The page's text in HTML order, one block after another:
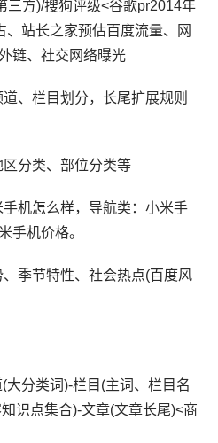
三方)/搜狗评级<谷歌pr2014年
站长之家预估百度流量、网
链、社交网络曝光
、栏目划分，长尾扩展规则
分类、部位分类等
机怎么样，导航类：小米手
手机价格。
季节特性、社会热点(百度风
大分类词)-栏目(主词、栏目名
识点集合)-文章(文章长尾)<商